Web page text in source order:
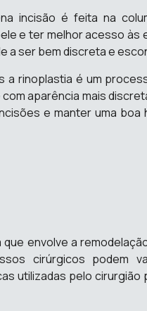
incisão é feita na
e ter melhor acesso
a ser bem discreta e
a rinoplastia é um
aparência mais
e manter uma
envolve a
cirúrgicos podem
utilizadas pelo